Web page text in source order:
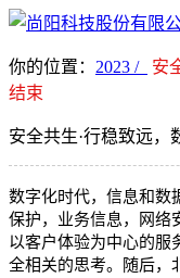
你的位置： 2023 /
安
结束
安全共生·行稳致远，
数字化时代，信息和数
保护，业务信息，网络
以客户体验为中心的服
全相关的思考。随后，